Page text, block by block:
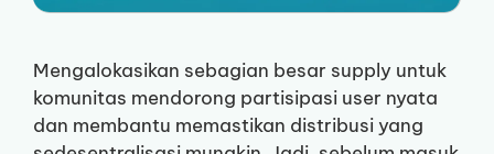
Mengalokasikan sebagian besar supply untuk
komunitas mendorong partisipasi user nyata
dan membantu memastikan distribusi yang